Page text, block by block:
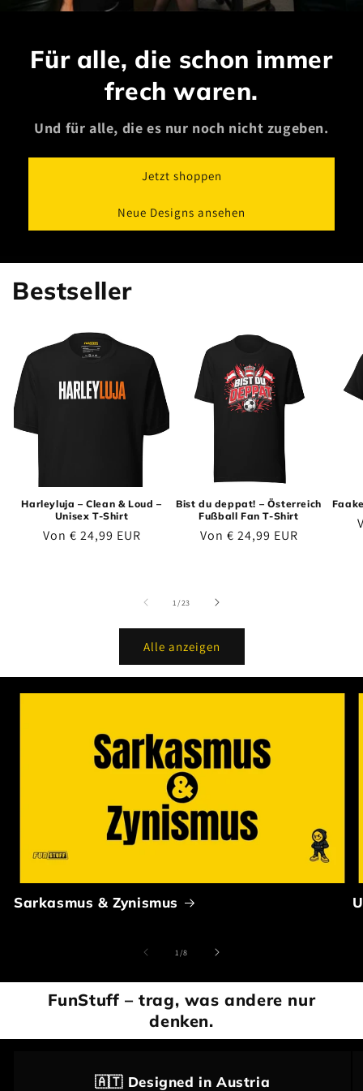
Für alle, die schon immer
frech waren.
Und für alle, die es nur noch nicht zugeben.
Jetzt shoppen
Neue Designs ansehen
Bestseller
Harleyluja – Clean & Loud –
Unisex T-Shirt
Normaler Preis
Von € 24,99 EUR
Bist du deppat! – Österreich
Fußball Fan T-Shirt
Normaler Preis
Von € 24,99 EUR
1 /von
23
Alle anzeigen
Sarkasmus & Zynismus
1 /von
8
FunStuff – trag, was andere nur
denken.
🇦🇹 Designed in Austria